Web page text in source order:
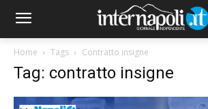
Home Tags Contratto insigne
Tag: contratto insigne